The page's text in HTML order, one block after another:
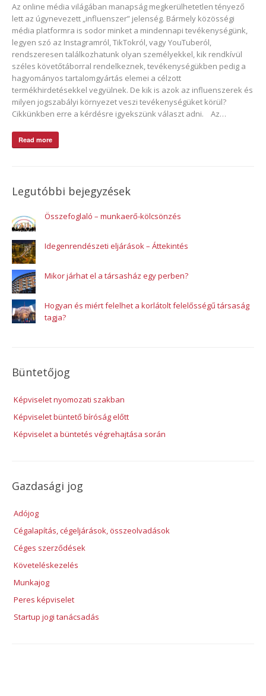
Az online média világában manapság megkerülhetetlen tényező
lett az úgynevezett „influenszer” jelenség. Bármely közösségi
média platformra is sodor minket a mindennapi tevékenységünk,
legyen szó az Instagramról, TikTokról, vagy YouTuberól,
rendszeresen találkozhatunk olyan személyekkel, kik rendkívül
széles követőtáborral rendelkeznek, tevékenységükben pedig a
hagyományos tartalomgyártás elemei a célzott
termékhirdetésekkel vegyülnek. De kik is azok az influenszerek és
milyen jogszabályi környezet veszi tevékenységüket körül?
Cikkünkben erre a kérdésre igyekszünk választ adni. Az…
Read more
Legutóbbi bejegyzések
Összefoglaló – munkaerő-kölcsönzés
Idegenrendészeti eljárások – Áttekintés
Mikor járhat el a társasház egy perben?
Hogyan és miért felelhet a korlátolt felelősségű társaság
tagja?
Büntetőjog
Képviselet nyomozati szakban
Képviselet büntető bíróság előtt
Képviselet a büntetés végrehajtása során
Gazdasági jog
Adójog
Cégalapítás, cégeljárások, összeolvadások
Céges szerződések
Követeléskezelés
Munkajog
Peres képviselet
Startup jogi tanácsadás